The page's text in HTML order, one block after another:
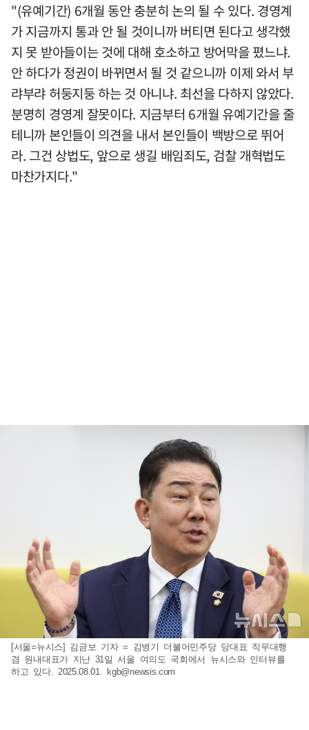
"(유예기간) 6개월 동안 충분히 논의 될 수 있다. 경영계
가 지금까지 통과 안 될 것이니까 버티면 된다고 생각했
지 못 받아들이는 것에 대해 호소하고 방어막을 폈느냐.
안 하다가 정권이 바뀌면서 될 것 같으니까 이제 와서 부
랴부랴 허둥지둥 하는 것 아니냐. 최선을 다하지 않았다.
분명히 경영계 잘못이다. 지금부터 6개월 유예기간을 줄
테니까 본인들이 의견을 내서 본인들이 백방으로 뛰어
라. 그건 상법도, 앞으로 생길 배임죄도, 검찰 개혁법도
마찬가지다."
[서울=뉴시스] 김금보 기자 = 김병기 더불어민주당 당대표 직무대행
겸 원내대표가 지난 31일 서울 여의도 국회에서 뉴시스와 인터뷰를
하고 있다. 2025.08.01. kgb@newsis.com